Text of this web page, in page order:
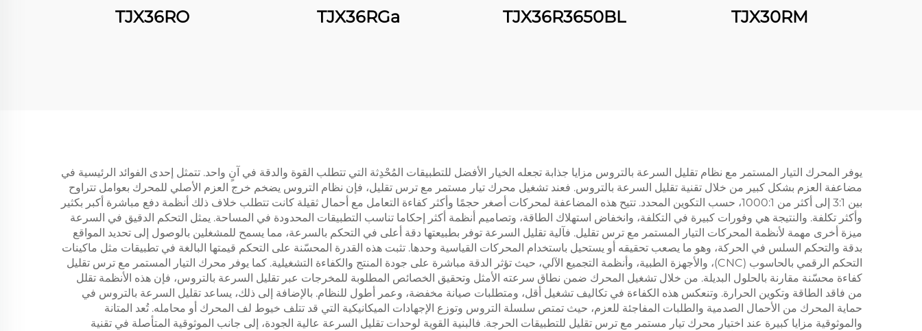
TJX30RM
TJX36R3650BL
TJX36RGa
TJX36RO
يوفر المحرك التيار المستمر مع نظام تقليل السرعة بالتروس مزايا جذابة تجعله الخيار الأفضل للتطبيقات المُحْدِثة التي تتطلب القوة والدقة في آنٍ واحد. تتمثل إحدى الفوائد الرئيسية في
مضاعفة العزم بشكل كبير من خلال تقنية تقليل السرعة بالتروس. فعند تشغيل محرك تيار مستمر مع ترس تقليل، فإن نظام التروس يضخم خرج العزم الأصلي للمحرك بعوامل تتراوح
بين 3:1 إلى أكثر من 1000:1، حسب التكوين المحدد. تتيح هذه المضاعفة لمحركات أصغر حجمًا وأكثر كفاءة التعامل مع أحمال ثقيلة كانت تتطلب خلاف ذلك أنظمة دفع مباشرة أكبر بكثير
وأكثر تكلفة. والنتيجة هي وفورات كبيرة في التكلفة، وانخفاض استهلاك الطاقة، وتصاميم أنظمة أكثر إحكاما تناسب التطبيقات المحدودة في المساحة. يمثل التحكم الدقيق في السرعة
ميزة أخرى مهمة لأنظمة المحركات التيار المستمر مع ترس تقليل. فآلية تقليل السرعة توفر بطبيعتها دقة أعلى في التحكم بالسرعة، مما يسمح للمشغلين بالوصول إلى تحديد المواقع
بدقة والتحكم السلس في الحركة، وهو ما يصعب تحقيقه أو يستحيل باستخدام المحركات القياسية وحدها. تثبت هذه القدرة المحسّنة على التحكم قيمتها البالغة في تطبيقات مثل ماكينات
التحكم الرقمي بالحاسوب (CNC)، والأجهزة الطبية، وأنظمة التجميع الآلي، حيث تؤثر الدقة مباشرة على جودة المنتج والكفاءة التشغيلية. كما يوفر محرك التيار المستمر مع ترس تقليل
كفاءة محسّنة مقارنة بالحلول البديلة. من خلال تشغيل المحرك ضمن نطاق سرعته الأمثل وتحقيق الخصائص المطلوبة للمخرجات عبر تقليل السرعة بالتروس، فإن هذه الأنظمة تقلل
من فاقد الطاقة وتكوين الحرارة. وتنعكس هذه الكفاءة في تكاليف تشغيل أقل، ومتطلبات صيانة مخفضة، وعمر أطول للنظام. بالإضافة إلى ذلك، يساعد تقليل السرعة بالتروس في
حماية المحرك من الأحمال الصدمية والطلبات المفاجئة للعزم، حيث تمتص سلسلة التروس وتوزع الإجهادات الميكانيكية التي قد تتلف خيوط لف المحرك أو محامله. تُعد المتانة
والموثوقية مزايا كبيرة عند اختيار محرك تيار مستمر مع ترس تقليل للتطبيقات الحرجة. فالبنية القوية لوحدات تقليل السرعة عالية الجودة، إلى جانب الموثوقية المتأصلة في تقنية